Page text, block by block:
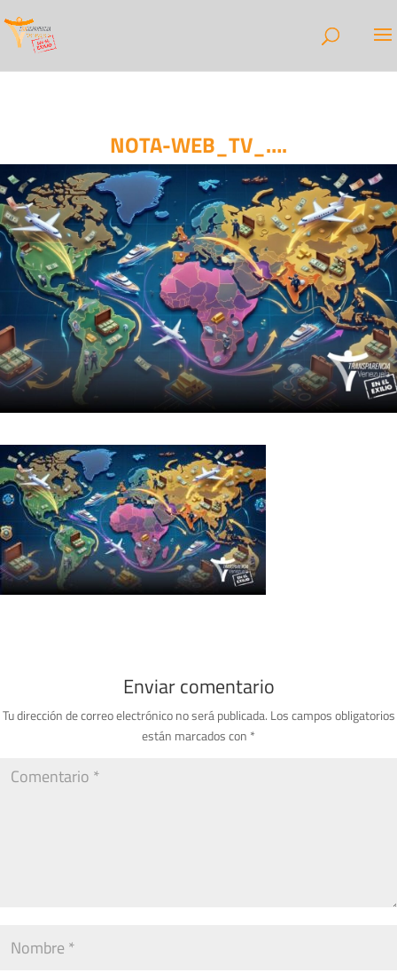
NOTA-WEB_TV_….
Enviar comentario
Tu dirección de correo electrónico no será publicada. Los campos obligatorios
están marcados con *